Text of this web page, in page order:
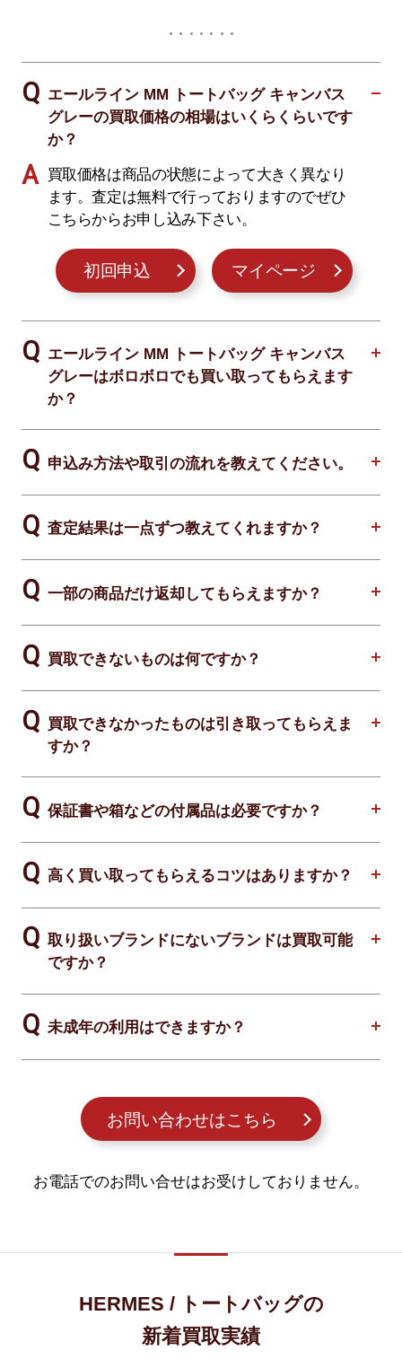
エールライン MM トートバッグ キャンバス
グレーの買取価格の相場はいくらくらいです
か？
買取価格は商品の状態によって大きく異なり
ます。査定は無料で行っておりますのでぜひ
こちらからお申し込み下さい。
初回申込 マイページ
エールライン MM トートバッグ キャンバス
グレーはボロボロでも買い取ってもらえます
か？
申込み方法や取引の流れを教えてください。
査定結果は一点ずつ教えてくれますか？
一部の商品だけ返却してもらえますか？
買取できないものは何ですか？
買取できなかったものは引き取ってもらえま
すか？
保証書や箱などの付属品は必要ですか？
高く買い取ってもらえるコツはありますか？
取り扱いブランドにないブランドは買取可能
ですか？
未成年の利用はできますか？
お問い合わせはこちら
お電話でのお問い合せはお受けしておりません。
HERMES / トートバッグの
新着買取実績